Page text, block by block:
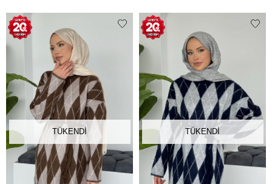
TÜKENDI TÜKENDI